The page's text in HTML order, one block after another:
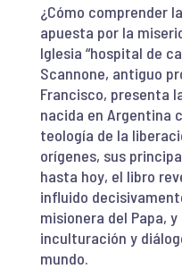
¿Cómo comprender
apuesta por la
Iglesia “hospital de
Scannone, antiguo
Francisco, presenta
nacida en Argentina
teología de la
orígenes, sus
hasta hoy, el libro
influido
misionera del Papa,
inculturación y
mundo.